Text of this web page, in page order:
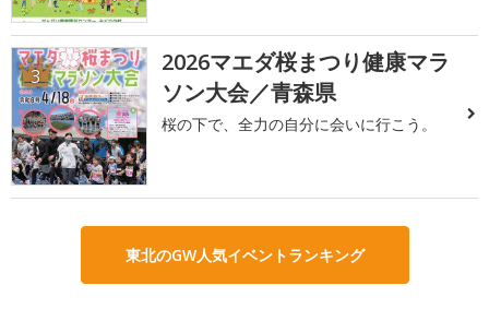
3
2026マエダ桜まつり健康マラ
ソン大会／青森県
桜の下で、全力の自分に会いに行こう。
東北のGW人気イベントランキング